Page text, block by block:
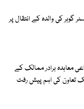
گوہر کی والدہ کے انتقال پر
معاہدہ برادر ممالک کے
تعاون کی اہم پیش رفت